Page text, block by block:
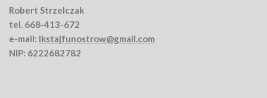
Robert Strzelczak
tel. 668-413-672
e-mail: lkstajfunostrow@gmail.com
NIP: 6222682782